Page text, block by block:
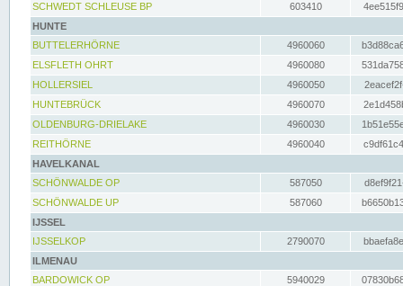
SCHWEDT SCHLEUSE BP
603410
HUNTE
BUTTELERHÖRNE
4960060
ELSFLETH OHRT
4960080
HOLLERSIEL
4960050
HUNTEBRÜCK
4960070
OLDENBURG-DRIELAKE
4960030
REITHÖRNE
4960040
HAVELKANAL
SCHÖNWALDE OP
587050
SCHÖNWALDE UP
587060
IJSSEL
IJSSELKOP
2790070
ILMENAU
BARDOWICK OP
5940029